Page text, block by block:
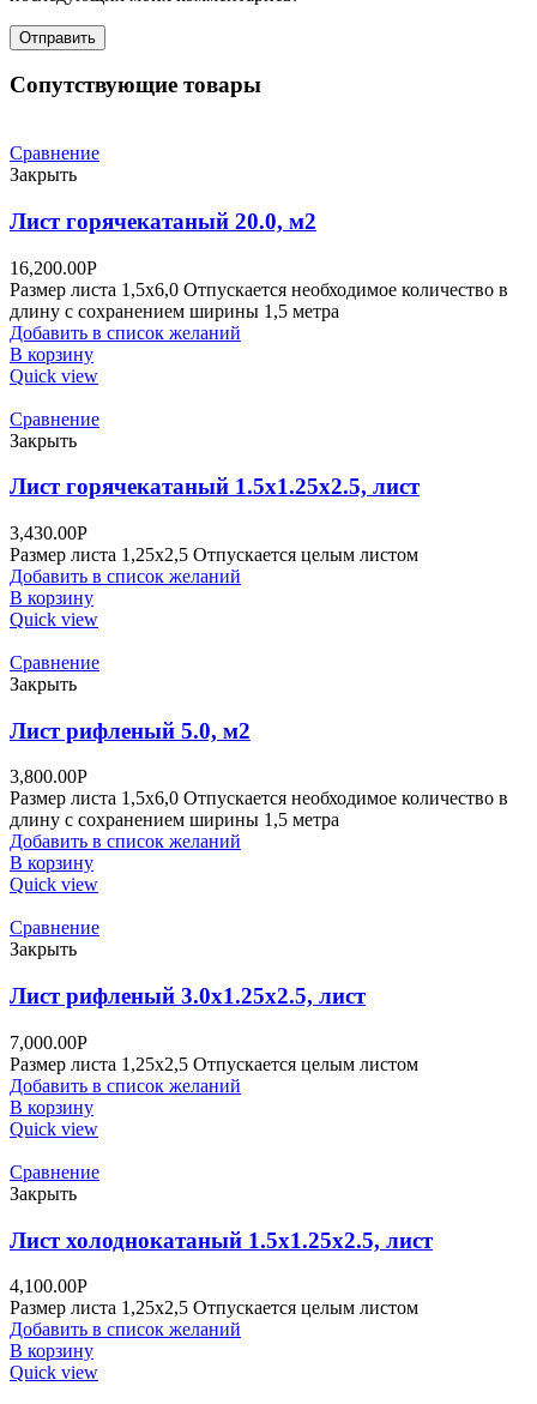
Сопутствующие товары
Сравнение
Закрыть
Лист горячекатаный 20.0, м2
16,200.00Р
Размер листа 1,5х6,0 Отпускается необходимое количество в
длину с сохранением ширины 1,5 метра
Добавить в список желаний
В корзину
Quick view
Сравнение
Закрыть
Лист горячекатаный 1.5х1.25х2.5, лист
3,430.00Р
Размер листа 1,25х2,5 Отпускается целым листом
Добавить в список желаний
В корзину
Quick view
Сравнение
Закрыть
Лист рифленый 5.0, м2
3,800.00Р
Размер листа 1,5х6,0 Отпускается необходимое количество в
длину с сохранением ширины 1,5 метра
Добавить в список желаний
В корзину
Quick view
Сравнение
Закрыть
Лист рифленый 3.0х1.25х2.5, лист
7,000.00Р
Размер листа 1,25х2,5 Отпускается целым листом
Добавить в список желаний
В корзину
Quick view
Сравнение
Закрыть
Лист холоднокатаный 1.5х1.25х2.5, лист
4,100.00Р
Размер листа 1,25х2,5 Отпускается целым листом
Добавить в список желаний
В корзину
Quick view